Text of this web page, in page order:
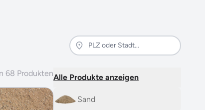
68 ProduktenAlle Produkte anzeigen
Sand